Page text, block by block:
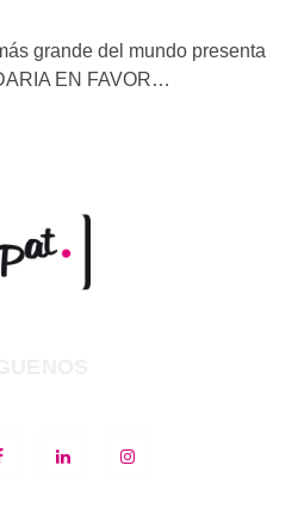
grande del mundo presenta
EN FAVOR…